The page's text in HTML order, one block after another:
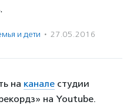
и дети · 27.05.2016
на канале студии
на Youtube.